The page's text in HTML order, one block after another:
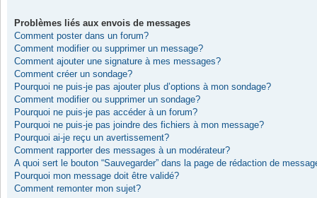
Problèmes liés aux envois de messages
Comment poster dans un forum?
Comment modifier ou supprimer un message?
Comment ajouter une signature à mes messages?
Comment créer un sondage?
Pourquoi ne puis-je pas ajouter plus d’options à mon sondage?
Comment modifier ou supprimer un sondage?
Pourquoi ne puis-je pas accéder à un forum?
Pourquoi ne puis-je pas joindre des fichiers à mon message?
Pourquoi ai-je reçu un avertissement?
Comment rapporter des messages à un modérateur?
A quoi sert le bouton “Sauvegarder” dans la page de rédaction de
Pourquoi mon message doit être validé?
Comment remonter mon sujet?